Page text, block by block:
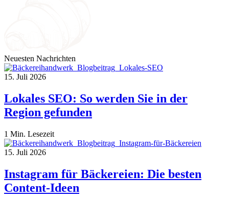
Neuesten Nachrichten
15. Juli 2026
Lokales SEO: So werden Sie in der
Region gefunden
1 Min. Lesezeit
15. Juli 2026
Instagram für Bäckereien: Die besten
Content-Ideen